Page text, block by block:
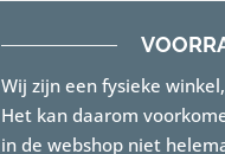
optie
kan
Wij zijn een fysieke
Het kan daarom
in de webshop niet